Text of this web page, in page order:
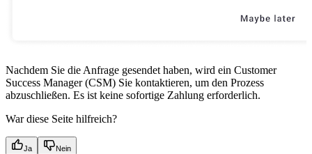
Nachdem Sie die Anfrage gesendet haben, wird ein Customer
Success Manager (CSM) Sie kontaktieren, um den Prozess
abzuschließen. Es ist keine sofortige Zahlung erforderlich.
War diese Seite hilfreich?
Ja Nein